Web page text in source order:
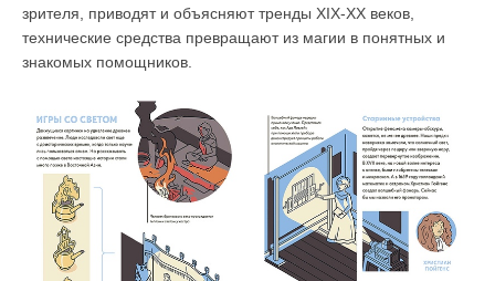
зрителя, приводят и объясняют тренды XIX-XX веков,
технические средства превращают из магии в понятных и
знакомых помощников.